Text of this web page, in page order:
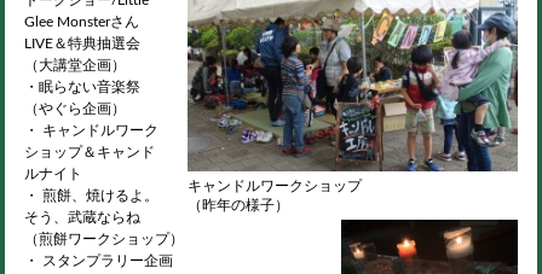
キャンドルワークショップ
（昨年の様子）
Glee Monsterさん
LIVE＆特典抽選会
（大講堂企画）
・眠らない音楽祭
（やぐら企画）
・ キャンドルワーク
ショップ＆キャンド
ルナイト
・ 煎餅、焼けるよ。
そう、武蔵ならね
（煎餅ワークショップ）
・ スタンプラリー企画